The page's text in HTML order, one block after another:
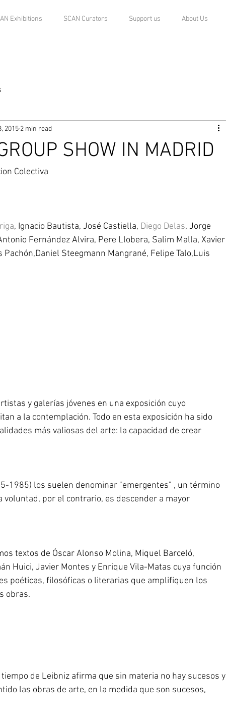
Exhibitions SCAN Curators Support us About Us
SHOW IN MADRID
2015 2 min read
Colectiva
, Ignacio Bautista, José Castiella, Diego Delas, Jorge
Fernández Alvira, Pere Llobera, Salim Malla, Xavier
Steegmann Mangrané, Felipe Talo,Luis
y galerías jóvenes en una exposición cuyo
a la contemplación. Todo en esta exposición ha sido
más valiosas del arte: la capacidad de crear
1985) los suelen denominar "emergentes" , un término
voluntad, por el contrario, es descender a mayor
textos de Óscar Alonso Molina, Miquel Barceló,
Huici, Javier Montes y Enrique Vila-Matas cuya función
poéticas, filosóficas o literarias que amplifiquen los
obras.
de Leibniz afirma que sin materia no hay sucesos y
las obras de arte, en la medida que son sucesos,